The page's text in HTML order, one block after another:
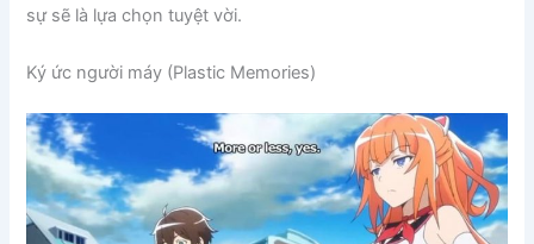
sự sẽ là lựa chọn tuyệt vời.
Ký ức người máy (Plastic Memories)